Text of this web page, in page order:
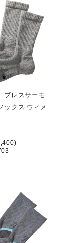
ブレスサーモ
ックス ウィメ